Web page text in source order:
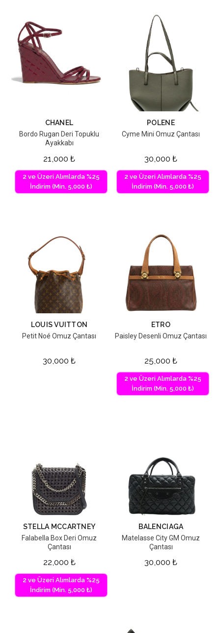
CHANEL
Bordo Rugan Deri Topuklu
Ayakkabı
21,000 ₺
2 ve Üzeri Alımlarda %25
İndirim (Min. 5,000 ₺)
POLENE
Cyme Mini Omuz Çantası
30,000 ₺
2 ve Üzeri Alımlarda %25
İndirim (Min. 5,000 ₺)
LOUIS VUITTON
Petit Noé Omuz Çantası
30,000 ₺
ETRO
Paisley Desenli Omuz Çantası
25,000 ₺
2 ve Üzeri Alımlarda %25
İndirim (Min. 5,000 ₺)
STELLA MCCARTNEY
Falabella Box Deri Omuz
Çantası
22,000 ₺
2 ve Üzeri Alımlarda %25
İndirim (Min. 5,000 ₺)
BALENCIAGA
Matelasse City GM Omuz
Çantası
30,000 ₺